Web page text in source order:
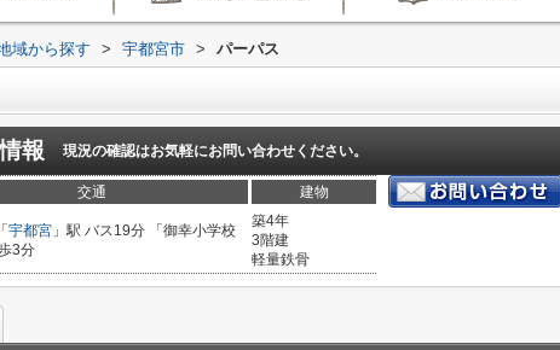
域から探す > 宇都宮市 > パーパス
報 現況の確認はお気軽にお問い合わせください。
交通 建物
「 宇都宮 」駅 バス19分 「御幸小学校
3分
築4年
3階建
軽量鉄骨